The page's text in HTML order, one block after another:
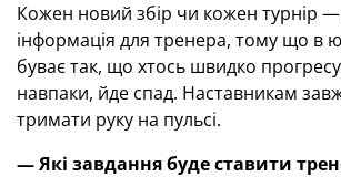
Кожен новий збір чи кожен турнір
інформація для тренера, тому що в
буває так, що хтось швидко
навпаки, йде спад. Наставникам
тримати руку на пульсі.
— Які завдання буде ставити